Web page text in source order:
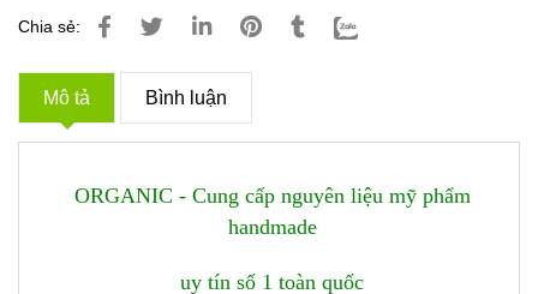
Chia sẻ:
Mô tả Bình luận
ORGANIC - Cung cấp nguyên liệu mỹ phẩm
handmade
uy tín số 1 toàn quốc